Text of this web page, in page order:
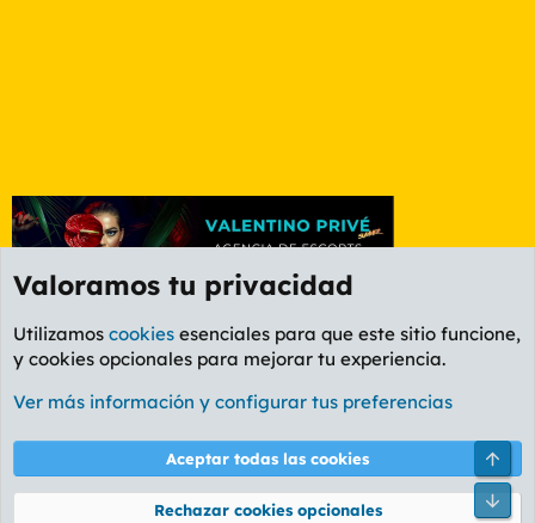
Etiquetas
Cookies
PL OLDSTYLE AMARILLO
Términos y reglas Política de privacidad Ayuda
Valoramos tu privacidad
Utilizamos cookies esenciales para que este sitio funcione,
y cookies opcionales para mejorar tu experiencia.
Ver más información y configurar tus preferencias
Aceptar todas las cookies
Rechazar cookies opcionales
Pie